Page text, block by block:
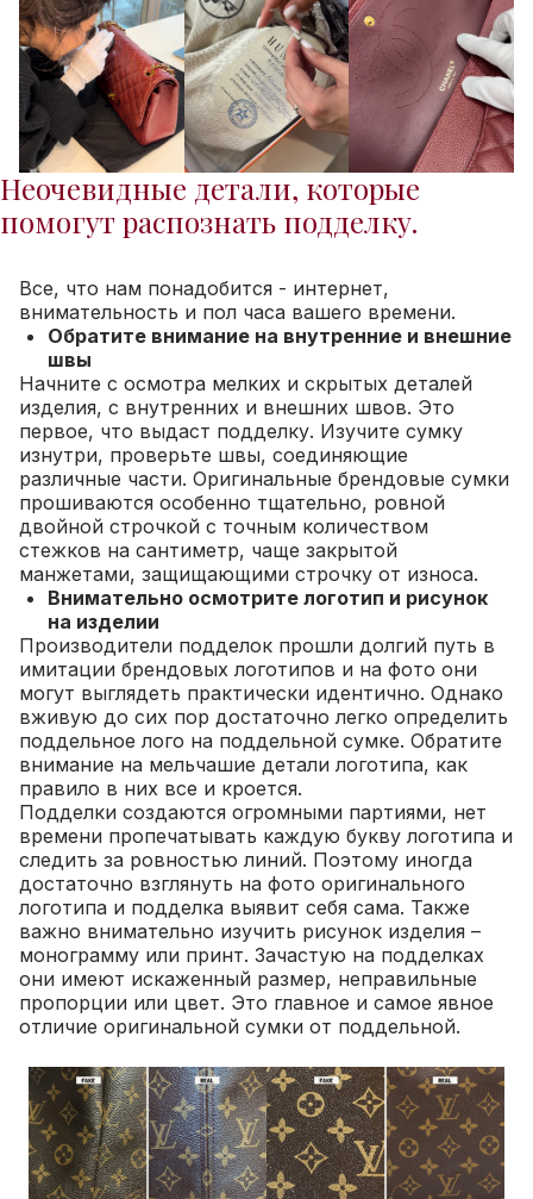
Неочевидные детали, которые
помогут распознать подделку.
Все, что нам понадобится - интернет,
внимательность и пол часа вашего времени.
Обратите внимание на внутренние и внешние
швы
Начните с осмотра мелких и скрытых деталей
изделия, с внутренних и внешних швов. Это
первое, что выдаст подделку. Изучите сумку
изнутри, проверьте швы, соединяющие
различные части. Оригинальные брендовые сумки
прошиваются особенно тщательно, ровной
двойной строчкой с точным количеством
стежков на сантиметр, чаще закрытой
манжетами, защищающими строчку от износа.
Внимательно осмотрите логотип и рисунок
на изделии
Производители подделок прошли долгий путь в
имитации брендовых логотипов и на фото они
могут выглядеть практически идентично. Однако
вживую до сих пор достаточно легко определить
поддельное лого на поддельной сумке. Обратите
внимание на мельчашие детали логотипа, как
правило в них все и кроется.
Подделки создаются огромными партиями, нет
времени пропечатывать каждую букву логотипа и
следить за ровностью линий. Поэтому иногда
достаточно взглянуть на фото оригинального
логотипа и подделка выявит себя сама. Также
важно внимательно изучить рисунок изделия –
монограмму или принт. Зачастую на подделках
они имеют искаженный размер, неправильные
пропорции или цвет. Это главное и самое явное
отличие оригинальной сумки от поддельной.